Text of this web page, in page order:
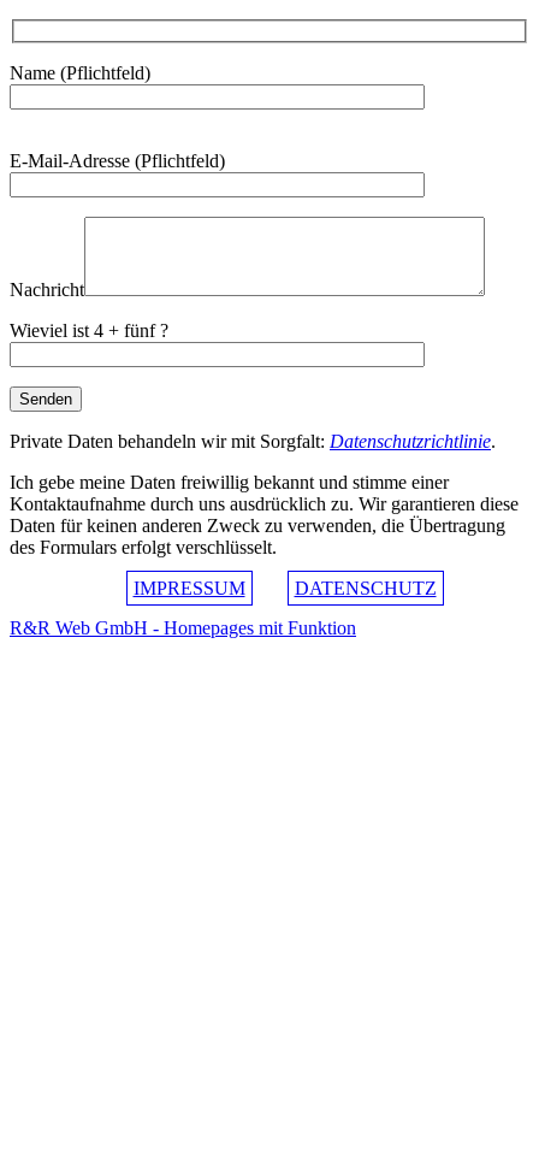
Name (Pflichtfeld)
lasse
E-Mail-Adresse (Pflichtfeld)
Nachricht
Wieviel ist 4 + fünf ?
Private Daten behandeln wir mit Sorgfalt: Datenschutzrichtlinie.
Ich gebe meine Daten freiwillig bekannt und stimme einer
Kontaktaufnahme durch uns ausdrücklich zu. Wir garantieren diese
Daten für keinen anderen Zweck zu verwenden, die Übertragung
des Formulars erfolgt verschlüsselt.
IMPRESSUM
DATENSCHUTZ
R&R Web GmbH - Homepages mit Funktion